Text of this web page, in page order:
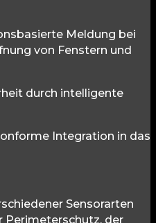
Meldung bei
von Fenstern und
durch intelligente
Integration in das
Sensorarten
Perimeterschutz, der